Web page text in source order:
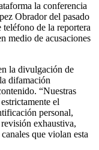
la conferencia
Obrador del pasado
de la reportera
medio de acusaciones
la divulgación de
difamación
“Nuestras
el
personal,
exhaustiva,
que violan esta